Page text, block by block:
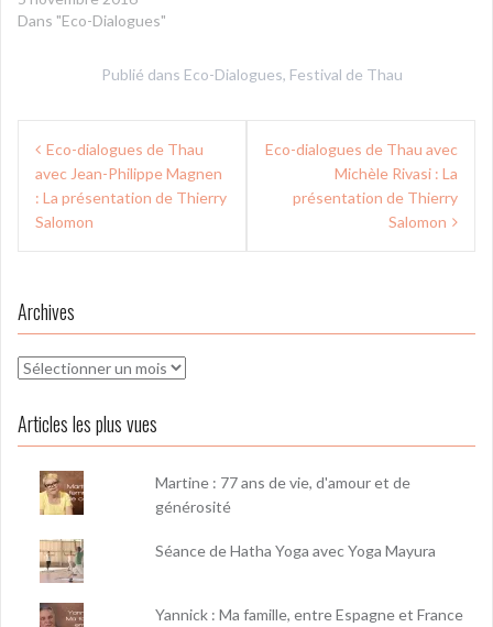
Dans "Eco-Dialogues"
Publié dans Eco-Dialogues, Festival de Thau
Navigation
de
l’article
Eco-dialogues de Thau
avec Jean-Philippe Magnen
: La présentation de Thierry
Salomon
Eco-dialogues de Thau avec
Michèle Rivasi : La
présentation de Thierry
Salomon
Archives
Archives
Articles les plus vues
Martine : 77 ans de vie, d'amour et de
générosité
Séance de Hatha Yoga avec Yoga Mayura
Yannick : Ma famille, entre Espagne et France